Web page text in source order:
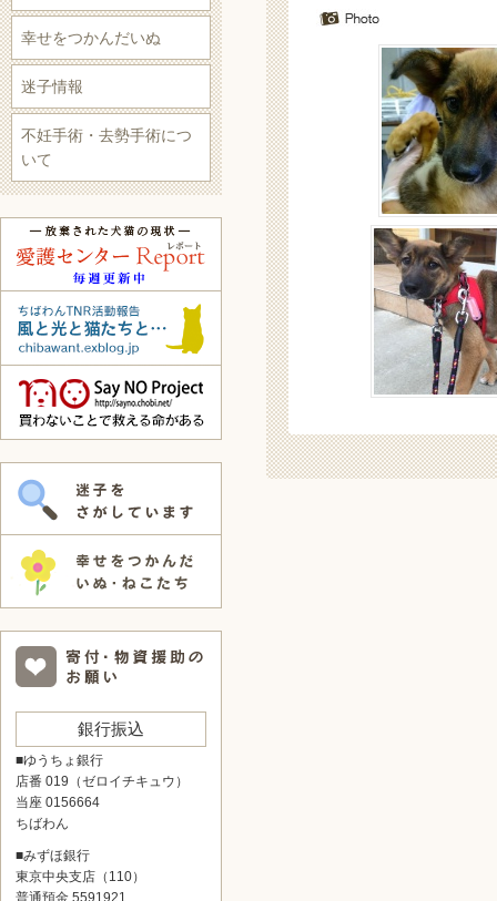
幸せをつかんだいぬ
迷子情報
不妊手術・去勢手術につ
いて
銀行振込
■ゆうちょ銀行
店番 019（ゼロイチキュウ）
当座 0156664
ちばわん
■みずほ銀行
東京中央支店（110）
普通預金 5591921